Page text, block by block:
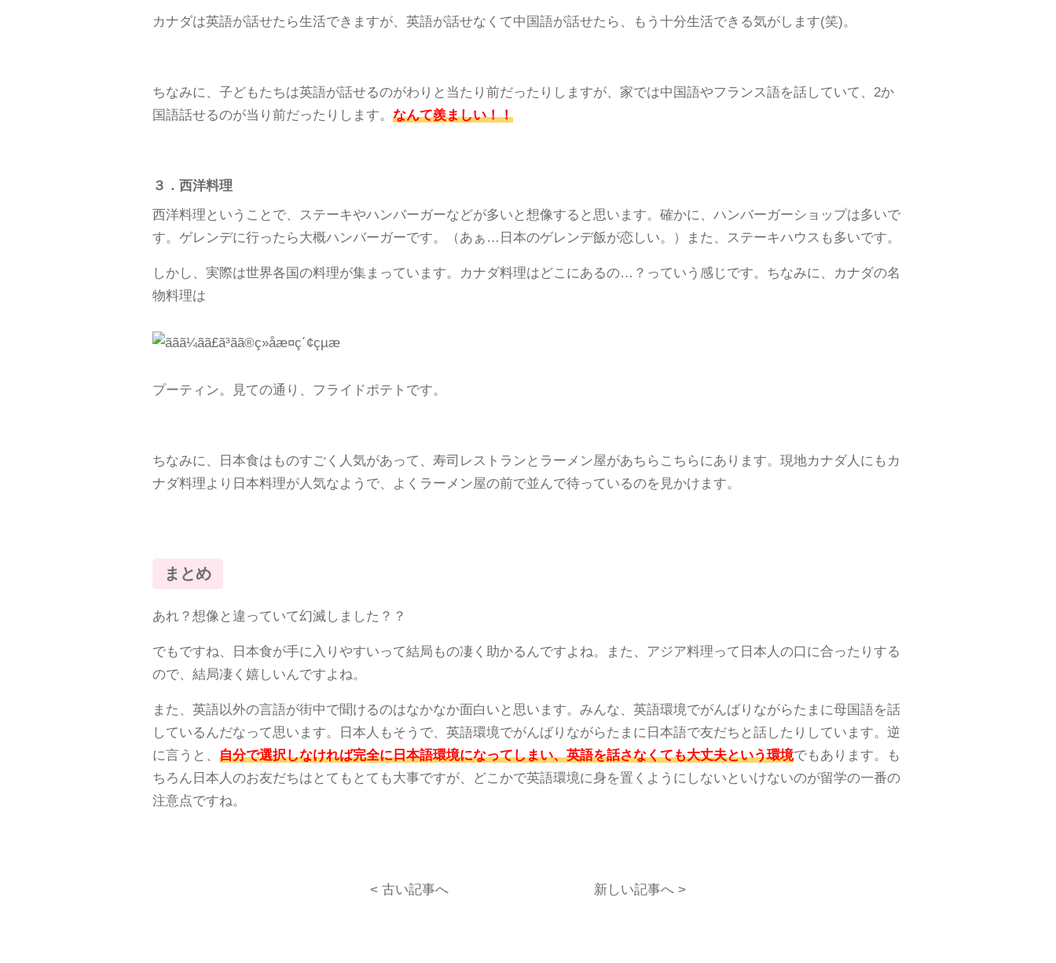
カナダは英語が話せたら生活できますが、英語が話せなくて中国語が話せたら、もう十分生活できる気がします(笑)。
ちなみに、子どもたちは英語が話せるのがわりと当たり前だったりしますが、家では中国語やフランス語を話していて、2か
国語話せるのが当り前だったりします。なんて羨ましい！！
３．西洋料理
西洋料理ということで、ステーキやハンバーガーなどが多いと想像すると思います。確かに、ハンバーガーショップは多いで
す。ゲレンデに行ったら大概ハンバーガーです。（あぁ…日本のゲレンデ飯が恋しい。）また、ステーキハウスも多いです。
しかし、実際は世界各国の料理が集まっています。カナダ料理はどこにあるの…？っていう感じです。ちなみに、カナダの名
物料理は
プーティン。見ての通り、フライドポテトです。
ちなみに、日本食はものすごく人気があって、寿司レストランとラーメン屋があちらこちらにあります。現地カナダ人にもカ
ナダ料理より日本料理が人気なようで、よくラーメン屋の前で並んで待っているのを見かけます。
まとめ
あれ？想像と違っていて幻滅しました？？
でもですね、日本食が手に入りやすいって結局もの凄く助かるんですよね。また、アジア料理って日本人の口に合ったりする
ので、結局凄く嬉しいんですよね。
また、英語以外の言語が街中で聞けるのはなかなか面白いと思います。みんな、英語環境でがんばりながらたまに母国語を話
しているんだなって思います。日本人もそうで、英語環境でがんばりながらたまに日本語で友だちと話したりしています。逆
に言うと、自分で選択しなければ完全に日本語環境になってしまい、英語を話さなくても大丈夫という環境でもあります。も
ちろん日本人のお友だちはとてもとても大事ですが、どこかで英語環境に身を置くようにしないといけないのが留学の一番の
注意点ですね。
< 古い記事へ 新しい記事へ >